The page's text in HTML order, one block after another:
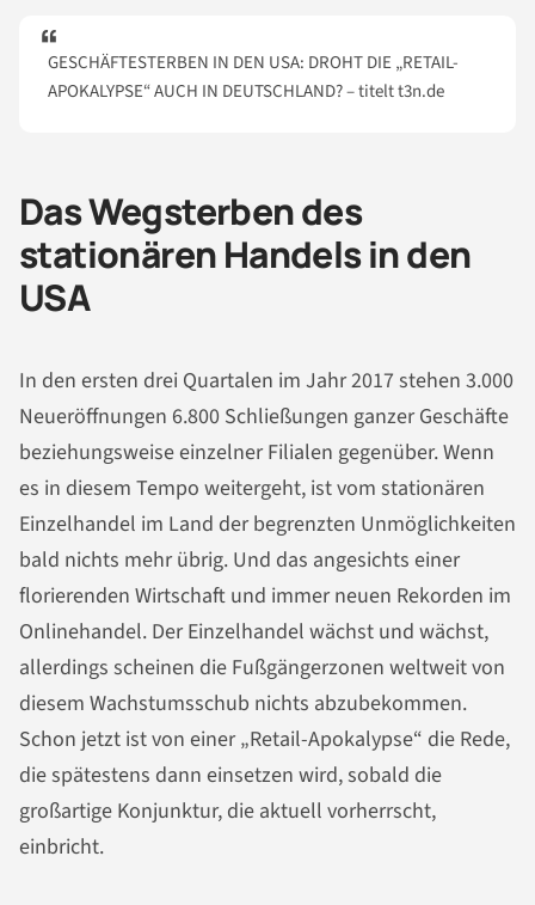
GESCHÄFTESTERBEN IN DEN USA: DROHT DIE „RETAIL-
APOKALYPSE“ AUCH IN DEUTSCHLAND? – titelt t3n.de
Das Wegsterben des
stationären Handels in den
USA
In den ersten drei Quartalen im Jahr 2017 stehen 3.000
Neueröffnungen 6.800 Schließungen ganzer Geschäfte
beziehungsweise einzelner Filialen gegenüber. Wenn
es in diesem Tempo weitergeht, ist vom stationären
Einzelhandel im Land der begrenzten Unmöglichkeiten
bald nichts mehr übrig. Und das angesichts einer
florierenden Wirtschaft und immer neuen Rekorden im
Onlinehandel. Der Einzelhandel wächst und wächst,
allerdings scheinen die Fußgängerzonen weltweit von
diesem Wachstumsschub nichts abzubekommen.
Schon jetzt ist von einer „Retail-Apokalypse“ die Rede,
die spätestens dann einsetzen wird, sobald die
großartige Konjunktur, die aktuell vorherrscht,
einbricht.